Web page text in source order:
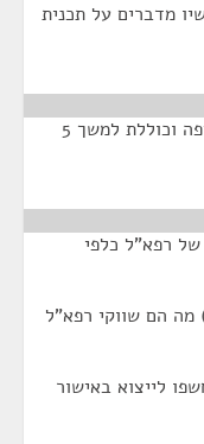
מדברים על תכנית
הכנת תכנית אסטרטגית ארוכת טווח מקיפה וכוללת למשך 5
של רפא"ל כלפי
הם שווקי רפא"ל
לייצוא באישור